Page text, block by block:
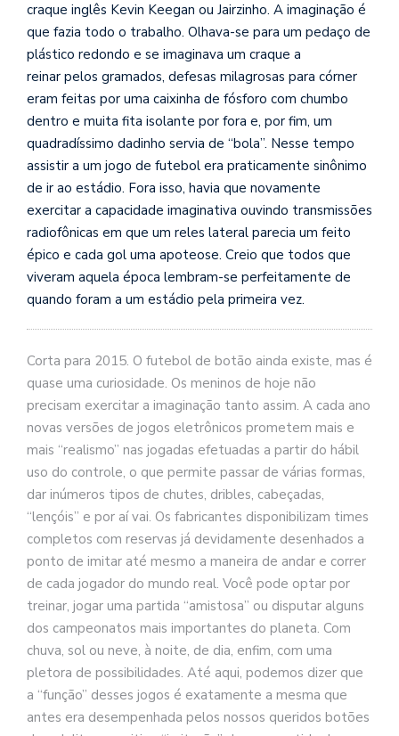
craque inglês Kevin Keegan ou Jairzinho. A imaginação é
que fazia todo o trabalho. Olhava-se para um pedaço de
plástico redondo e se imaginava um craque a
reinar pelos gramados, defesas milagrosas para córner
eram feitas por uma caixinha de fósforo com chumbo
dentro e muita fita isolante por fora e, por fim, um
quadradíssimo dadinho servia de “bola”. Nesse tempo
assistir a um jogo de futebol era praticamente sinônimo
de ir ao estádio. Fora isso, havia que novamente
exercitar a capacidade imaginativa ouvindo transmissões
radiofônicas em que um reles lateral parecia um feito
épico e cada gol uma apoteose. Creio que todos que
viveram aquela época lembram-se perfeitamente de
quando foram a um estádio pela primeira vez.
Corta para 2015. O futebol de botão ainda existe, mas é
quase uma curiosidade. Os meninos de hoje não
precisam exercitar a imaginação tanto assim. A cada ano
novas versões de jogos eletrônicos prometem mais e
mais “realismo” nas jogadas efetuadas a partir do hábil
uso do controle, o que permite passar de várias formas,
dar inúmeros tipos de chutes, dribles, cabeçadas,
“lençóis” e por aí vai. Os fabricantes disponibilizam times
completos com reservas já devidamente desenhados a
ponto de imitar até mesmo a maneira de andar e correr
de cada jogador do mundo real. Você pode optar por
treinar, jogar uma partida “amistosa” ou disputar alguns
dos campeonatos mais importantes do planeta. Com
chuva, sol ou neve, à noite, de dia, enfim, com uma
pletora de possibilidades. Até aqui, podemos dizer que
a “função” desses jogos é exatamente a mesma que
antes era desempenhada pelos nossos queridos botões